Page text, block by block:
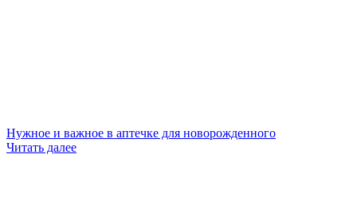
Нужное и важное в аптечке для новорожденного
Читать далее